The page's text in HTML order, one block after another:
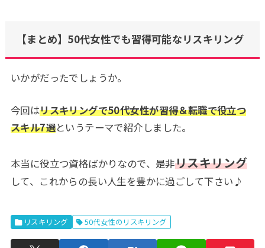
【まとめ】50代女性でも習得可能なリスキリング
いかがだったでしょうか。
今回はリスキリングで50代女性が習得＆転職で役立つ
スキル7選というテーマで紹介しました。
本当に役立つ資格ばかりなので、是非リスキリング
して、これからの長い人生を豊かに過ごして下さい♪
リスキリング 50代女性のリスキリング